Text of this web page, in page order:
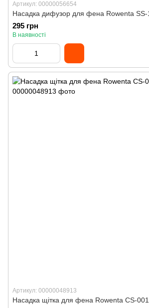
Артикул: 00000056654
Насадка дифузор для фена Rowenta
295 грн
В наявності
Артикул: 00000048913
Насадка щітка для фена Rowenta CS-